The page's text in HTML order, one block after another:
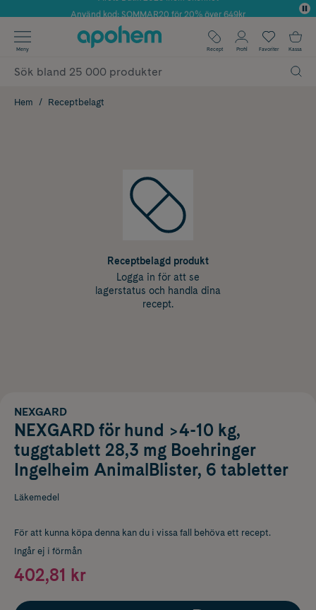
Använd kod: SOMMAR20 för 20% över 649kr
✓ Fri frakt
✓ Poäng på alla köp*
Meny Recept Profil Favoriter Kassa
Hem Receptbelagt
Receptbelagd produkt
Logga in för att se
lagerstatus och handla dina
recept.
NEXGARD
NEXGARD för hund >4-10 kg,
tuggtablett 28,3 mg Boehringer
Ingelheim AnimalBlister, 6 tabletter
Läkemedel
För att kunna köpa denna kan du i vissa fall behöva ett recept.
Ingår ej i förmån
402,81 kr